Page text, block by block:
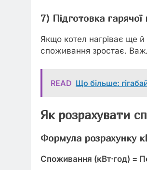
7) Підготовка
Якщо котел нагріває ще
споживання зростає.
READ Що більше:
Як розрахувати
Формула розрахунку
Споживання (кВт·год) =